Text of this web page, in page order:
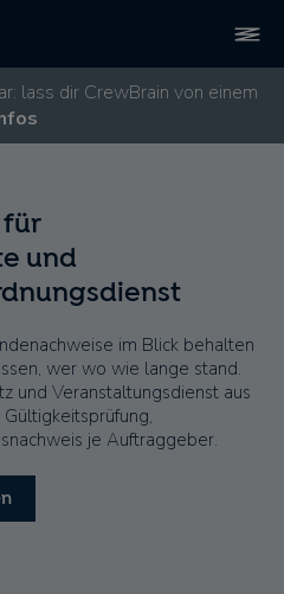
lass dir CrewBrain von einem
für
und
im Blick behalten
wer wo wie lange stand.
und Veranstaltungsdienst aus
je Auftraggeber.